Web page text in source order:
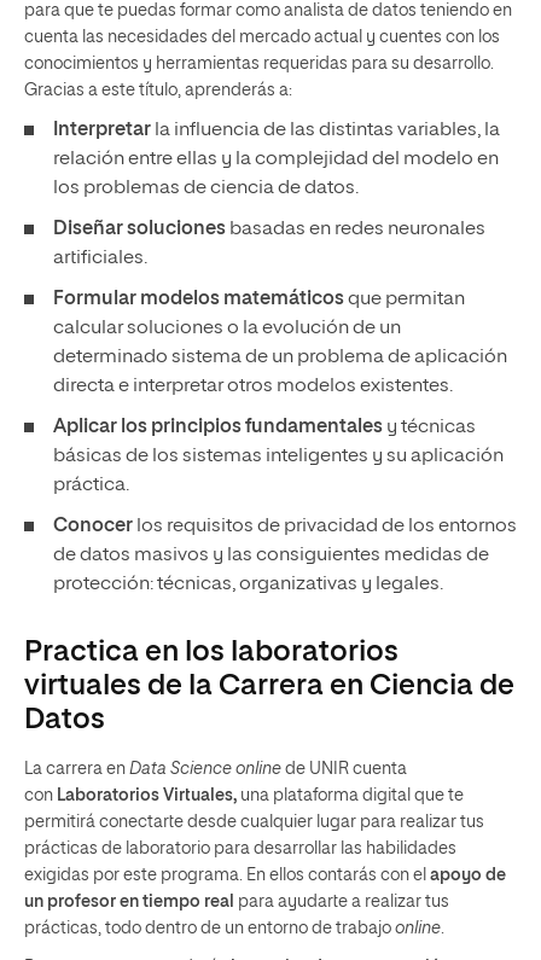
para que te puedas formar como analista de datos teniendo en
cuenta las necesidades del mercado actual y cuentes con los
conocimientos y herramientas requeridas para su desarrollo.
Gracias a este título, aprenderás a:
Interpretar la influencia de las distintas variables, la
relación entre ellas y la complejidad del modelo en
los problemas de ciencia de datos.
Diseñar soluciones basadas en redes neuronales
artificiales.
Formular modelos matemáticosque permitan
calcular soluciones o la evolución de un
determinado sistema de un problema de aplicación
directa e interpretar otros modelos existentes.
Aplicar los principios fundamentales y técnicas
básicas de los sistemas inteligentes y su aplicación
práctica.
Conocer los requisitos de privacidad de los entornos
de datos masivos y las consiguientes medidas de
protección: técnicas, organizativas y legales.
Practica en los laboratorios
virtuales de la Carrera en Ciencia de
Datos
La carrera en Data Science online de UNIR cuenta
con Laboratorios Virtuales, una plataforma digital que te
permitirá conectarte desde cualquier lugar para realizar tus
prácticas de laboratorio para desarrollar las habilidades
exigidas por este programa. En ellos contarás con el apoyo de
un profesor en tiempo real para ayudarte a realizar tus
prácticas, todo dentro de un entorno de trabajo online.